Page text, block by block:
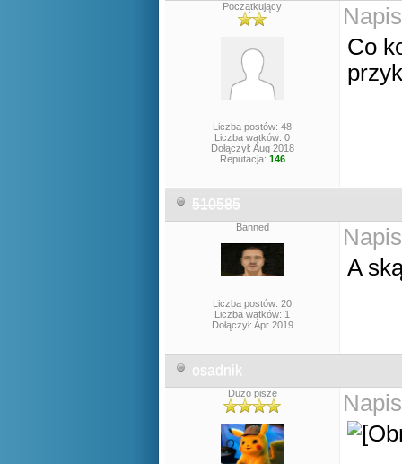
Początkujący
Liczba postów: 48
Liczba wątków: 0
Dołączył: Aug 2018
Reputacja: 146
Co
510585
Banned
Liczba postów: 20
Liczba wątków: 1
Dołączył: Apr 2019
A
osadnik
Dużo pisze